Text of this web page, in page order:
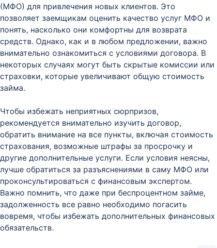
(МФО) для привлечения новых клиентов. Это
позволяет заемщикам оценить качество услуг МФО и
понять, насколько они комфортны для возврата
средств. Однако, как и в любом предложении, важно
внимательно ознакомиться с условиями договора. В
некоторых случаях могут быть скрытые комиссии или
страховки, которые увеличивают общую стоимость
займа.
Чтобы избежать неприятных сюрпризов,
рекомендуется внимательно изучить договор,
обратить внимание на все пункты, включая стоимость
страхования, возможные штрафы за просрочку и
другие дополнительные услуги. Если условия неясны,
лучше обратиться за разъяснениями в саму МФО или
проконсультироваться с финансовым экспертом.
Важно помнить, что даже при беспроцентном займе,
задолженность все равно необходимо погасить
вовремя, чтобы избежать дополнительных финансовых
обязательств.